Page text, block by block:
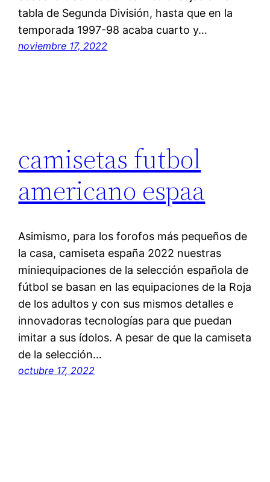
tabla de Segunda División, hasta que en la
temporada 1997-98 acaba cuarto y…
noviembre 17, 2022
camisetas futbol
americano espaa
Asimismo, para los forofos más pequeños de
la casa, camiseta españa 2022 nuestras
miniequipaciones de la selección española de
fútbol se basan en las equipaciones de la Roja
de los adultos y con sus mismos detalles e
innovadoras tecnologías para que puedan
imitar a sus ídolos. A pesar de que la camiseta
de la selección…
octubre 17, 2022